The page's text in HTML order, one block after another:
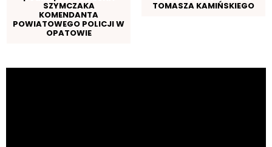
SZYMCZAKA
KOMENDANTA
POWIATOWEGO POLICJI W
OPATOWIE
TOMASZA KAMIŃSKIEGO